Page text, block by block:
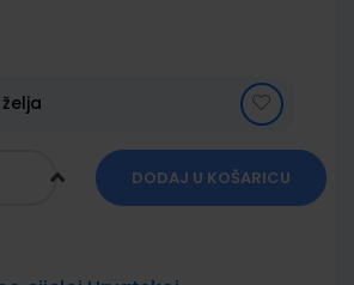
DODAJ U KOŠARICU